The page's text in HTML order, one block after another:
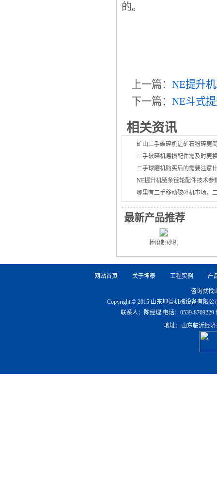
的。
上一篇： NE提升
下一篇： NE斗式
相关资讯
矿山二手破碎机让矿石粉碎更
二手破碎机易损配件需及时更
二手球磨机购买后的需要注意
NE提升机链条链轮配件技术参
哪里有二手移动破碎机市场，
最新产品推荐
棒磨制砂机
网站首页 关于坤泰 工程实例 产
咨询就找
Copyright © 2015 山东坤益机械设备有限
联系人：陈经理 电话：0539-8769229
地址：山东临沂经